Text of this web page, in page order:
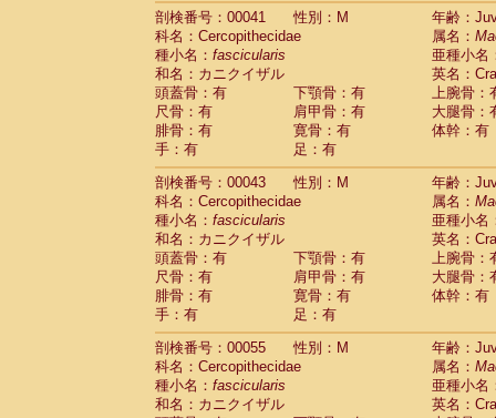
CercopithecidaeLophocebus
Cercopithecidae
(0)
Cercopithecidae Papio cynocephalus
Cercopithecidae Papio hamadryas(0)
CercopithecidaePapio papio
CercopithecidaePapio
CercopithecidaeMandrillus
CercopithecidaeMandrillus sphinx
CercopithecidaeTheropithecus
CercopithecidaeMacaca arctoides(1)
Cercopithecidae Macaca assamensis
Cercopithecidae
Macaca
CercopithecidaeMacaca cyclopis (6)
CercopithecidaeMacaca fascicularis
CercopithecidaeMacaca fuscaca
CercopithecidaeMacaca fuscata
CercopithecidaeMacaca fuscata
CercopithecidaeMacaca maura(1)
Cercopithecidae Macaca mulatta(45)
Cercopithecidae Macaca nemestrina(3)
Cercopithecidae Macaca nigra(1)
剖検番号：00041
性別：M
年齢：
科名：Cercopithecidae
属名：
種小名： fascicularis
亜種小名
和名：カニクイザル
英名：
頭蓋骨：有
下顎骨：有
上腕骨：
尺骨：有
肩甲骨：有
大腿骨：
腓骨：有
寛骨：有
体幹：有
手：有
足：有
剖検番号：00043
性別：M
年齢：
科名：Cercopithecidae
属名：
種小名： fascicularis
亜種小名
和名：カニクイザル
英名：
頭蓋骨：有
下顎骨：有
上腕骨：
尺骨：有
肩甲骨：有
大腿骨：
腓骨：有
寛骨：有
体幹：有
手：有
足：有
剖検番号：00055
性別：M
年齢：
科名：Cercopithecidae
属名：
種小名： fascicularis
亜種小名
和名：カニクイザル
英名：